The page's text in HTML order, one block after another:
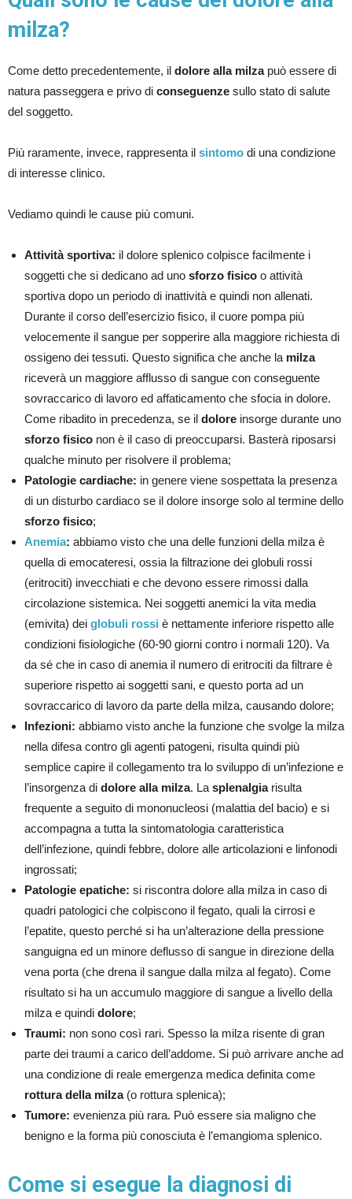
milza?
Come detto precedentemente, il dolore alla milzapuò essere di
natura passeggera e privo di conseguenze sullo stato di salute
del soggetto.
Più raramente, invece, rappresenta il sintomo di una condizione
di interesse clinico.
Vediamo quindi le cause più comuni.
Attività sportiva: il dolore splenico colpisce facilmente i
soggetti che si dedicano ad uno sforzo fisico o attività
sportiva dopo un periodo di inattività e quindi non allenati.
Durante il corso dell’esercizio fisico, il cuore pompa più
velocemente il sangue per sopperire alla maggiore richiesta di
ossigeno dei tessuti. Questo significa che anche la milza
riceverà un maggiore afflusso di sangue con conseguente
sovraccarico di lavoro ed affaticamento che sfocia in dolore.
Come ribadito in precedenza, se il dolore insorge durante uno
sforzo fisico non è il caso di preoccuparsi. Basterà riposarsi
qualche minuto per risolvere il problema;
Patologie cardiache: in genere viene sospettata la presenza
di un disturbo cardiaco se il dolore insorge solo al termine dello
sforzo fisico;
Anemia: abbiamo visto che una delle funzioni della milza è
quella di emocateresi, ossia la filtrazione dei globuli rossi
(eritrociti) invecchiati e che devono essere rimossi dalla
circolazione sistemica. Nei soggetti anemici la vita media
(emivita) dei globuli rossi è nettamente inferiore rispetto alle
condizioni fisiologiche (60-90 giorni contro i normali 120). Va
da sé che in caso di anemia il numero di eritrociti da filtrare è
superiore rispetto ai soggetti sani, e questo porta ad un
sovraccarico di lavoro da parte della milza, causando dolore;
Infezioni: abbiamo visto anche la funzione che svolge la milza
nella difesa contro gli agenti patogeni, risulta quindi più
semplice capire il collegamento tra lo sviluppo di un’infezione e
l’insorgenza di dolore alla milza. La splenalgiarisulta
frequente a seguito di mononucleosi (malattia del bacio) e si
accompagna a tutta la sintomatologia caratteristica
dell’infezione, quindi febbre, dolore alle articolazioni e linfonodi
ingrossati;
Patologie epatiche: si riscontra dolore alla milza in caso di
quadri patologici che colpiscono il fegato, quali la cirrosi e
l’epatite, questo perché si ha un’alterazione della pressione
sanguigna ed un minore deflusso di sangue in direzione della
vena porta (che drena il sangue dalla milza al fegato). Come
risultato si ha un accumulo maggiore di sangue a livello della
milza e quindi dolore;
Traumi: non sono così rari. Spesso la milza risente di gran
parte dei traumi a carico dell’addome. Si può arrivare anche ad
una condizione di reale emergenza medica definita come
rottura della milza(o rottura splenica);
Tumore: evenienza più rara. Può essere sia maligno che
benigno e la forma più conosciuta è l’emangioma splenico.
Come si esegue la diagnosi di